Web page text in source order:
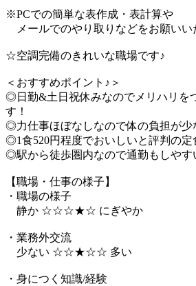
※PCでの簡単な表作成・表計算や
メールでのやり取りなどをお願いい
☆空調完備のきれいな職場です♪
＜おすすめポイント♪＞
◎日勤&土日祝休みなのでメリハリを
す！
◎力仕事ほぼなしなので体の負担が少
◎1食520円程度でおいしいと評判の定
◎駅から徒歩圏内なので通勤もしやす
【職場・仕事の様子】
・職場の様子
静か ☆☆☆★☆ にぎやか
・業務外交流
少ない ☆☆★☆☆ 多い
・身につく知識/経験